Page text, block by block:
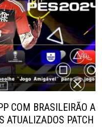
COM BRASILEIRÃO A
ATUALIZADOS PATCH